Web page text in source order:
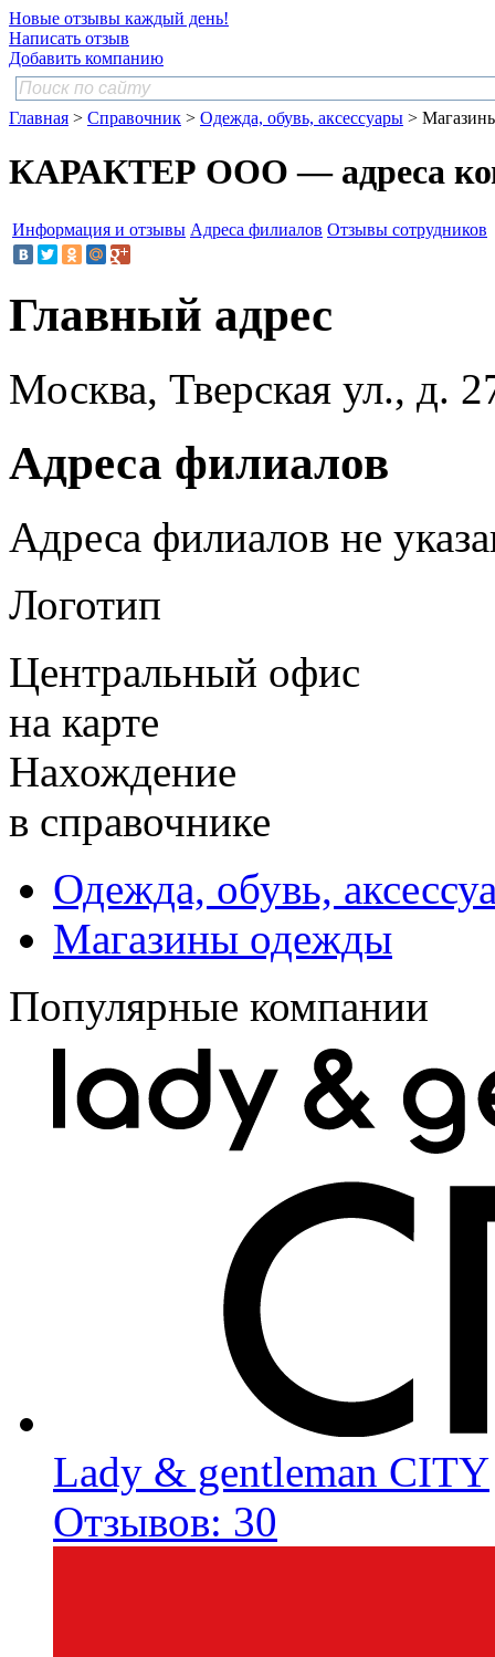
Новые отзывы каждый день!
Написать отзыв
Добавить компанию
Главная > Справочник > Одежда, обувь, аксессуары >
КАРАКТЕР ООО — адреса
Информация и отзывы Адреса филиалов Отзывы сотрудников
Главный адрес
Москва, Тверская ул., д.
Адреса филиалов
Адреса филиалов не
Логотип
Центральный офис
на карте
Нахождение
в справочнике
Одежда, обувь,
Магазины одежды
Популярные компании
Lady & gentleman CITY
Отзывов: 30